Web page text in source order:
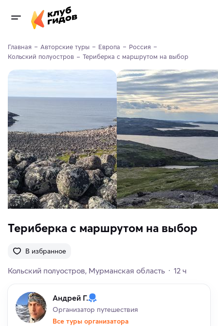
Главная Авторские туры Европа
Россия
Кольский полуостров
Териберка с маршрутом на выбор
Териберка с маршрутом на выбор
В избранное
Кольский полуостров Мурманская область 12 ч
Андрей Г.
Организатор путешествия
Все туры организатора